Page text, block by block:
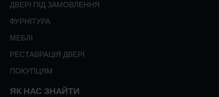
ДВЕРІ ПІД ЗАМОВЛЕННЯ
ФУРНІТУРА
МЕБЛІ
РЕСТАВРАЦІЯ ДВЕРІ
ПОКУПЦЯМ
ЯК НАС ЗНАЙТИ